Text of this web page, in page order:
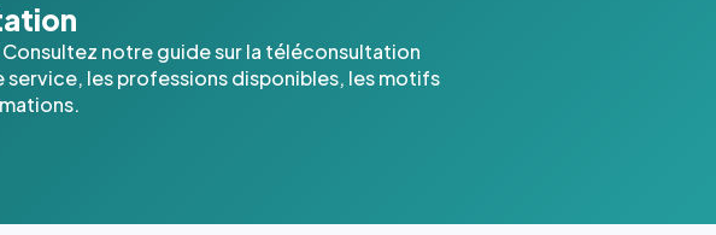
cas. #}
notre guide sur la téléconsultation
service, les professions disponibles, les motifs